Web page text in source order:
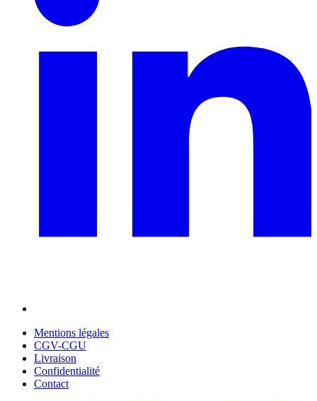
Mentions légales
CGV-CGU
Livraison
Confidentialité
Contact